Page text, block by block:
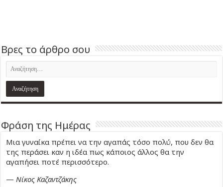
Βρες το άρθρο σου
Φράση της Ημέρας
Μια γυναίκα πρέπει να την αγαπάς τόσο πολύ, που δεν θα
της περάσει καν η ιδέα πως κάποιος άλλος θα την
αγαπήσει ποτέ περισσότερο.
— Νίκος Καζαντζάκης